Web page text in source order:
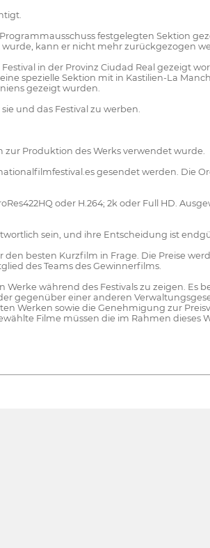
festgelegten Sektion
kann er nicht mehr zurückgezogen
in der Provinz Ciudad Real gezeigt
spezielle Sektion mit in Kastilien-La
gezeigt wurden.
und das Festival zu werben.
Produktion des Werks verwendet wurde.
gesendet werden. Die
oder H.264; 2k oder Full HD.
sein, und ihre Entscheidung ist
besten Kurzfilm in Frage. Die Preise
des Teams des Gewinnerfilms.
während des Festivals zu zeigen. Es
gegenüber einer anderen
Werken sowie die Genehmigung zur
Filme müssen die im Rahmen dieses